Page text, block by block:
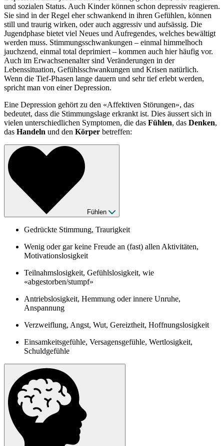
und sozialen Status. Auch Kinder können schon depressiv reagieren.
Sie sind in der Regel eher schwankend in ihren Gefühlen, können
still und traurig wirken, oder auch aggressiv und aufsässig. Die
Jugendphase bietet viel Neues und Aufregendes, welches bewältigt
werden muss. Stimmungsschwankungen – einmal himmelhoch
jauchzend, einmal total deprimiert – kommen auch hier häufig vor.
Auch im Erwachsenenalter sind Veränderungen in der
Lebenssituation, Gefühlsschwankungen und Krisen natürlich.
Wenn die Tief-Phasen lange dauern und sehr tief erlebt werden,
spricht man von einer Depression.
Eine Depression gehört zu den «Affektiven Störungen», das
bedeutet, dass die Stimmungslage erkrankt ist. Dies äussert sich in
vielen unterschiedlichen Symptomen, die das Fühlen, das Denken,
das Handeln und den Körper betreffen:
Fühlen
Gedrückte Stimmung, Traurigkeit
Wenig oder gar keine Freude an (fast) allen Aktivitäten,
Motivationslosigkeit
Teilnahmslosigkeit, Gefühlslosigkeit, wie
«abgestorben/stumpf»
Antriebslosigkeit, Hemmung oder innere Unruhe,
Anspannung
Verzweiflung, Angst, Wut, Gereiztheit, Hoffnungslosigkeit
Einsamkeitsgefühle, Versagensgefühle, Wertlosigkeit,
Schuldgefühle